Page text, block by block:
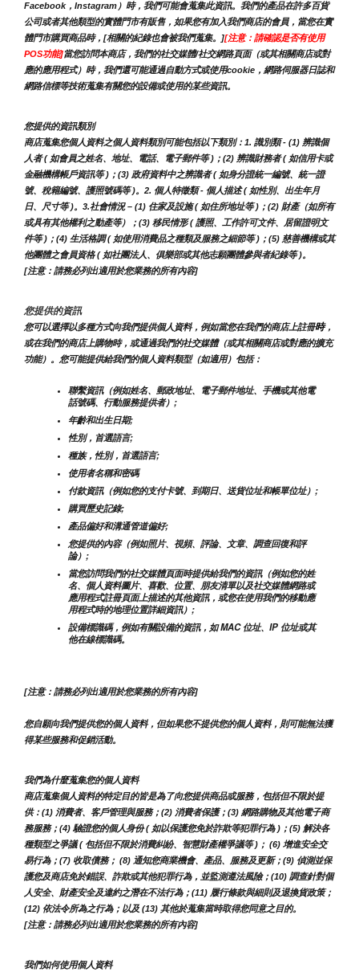
Facebook，Instagram）時，我們可能會蒐集此資訊。我們的產品在許多百貨
公司或者其他類型的實體門市有販售，如果您有加入我們商店的會員，當您在實
體門市購買商品時，[相關的紀錄也會被我們蒐集。][注意：請確認是否有使用
POS功能]當您訪問本商店，我們的社交媒體/社交網路頁面（或其相關商店或對
應的應用程式）時，我們還可能通過自動方式或使用cookie，網路伺服器日誌和
網路信標等技術蒐集有關您的設備或使用的某些資訊。
您提供的資訊類別
商店蒐集您個人資料之個人資料類別可能包括以下類別：1. 識別類 - (1) 辨識個
人者 ( 如會員之姓名、地址、電話、電子郵件等 )；(2) 辨識財務者 ( 如信用卡或
金融機構帳戶資訊等 )；(3) 政府資料中之辨識者 ( 如身分證統一編號、統一證
號、稅籍編號、護照號碼等 )。2. 個人特徵類 - 個人描述 ( 如性別、出生年月
日、尺寸等 )。3.社會情況 – (1) 住家及設施 ( 如住所地址等 )；(2) 財產（如所有
或具有其他權利之動產等）；(3) 移民情形 ( 護照、工作許可文件、居留證明文
件等 )；(4) 生活格調 ( 如使用消費品之種類及服務之細節等 )；(5) 慈善機構或其
他團體之會員資格 ( 如社團法人、俱樂部或其他志願團體參與者紀錄等 )。
[注意：請務必列出適用於您業務的所有內容]
您提供的資訊
您可以選擇以多種方式向我們提供個人資料，例如當您在我們的商店上註冊時，
或在我們的商店上購物時，或通過我們的社交媒體（或其相關商店或對應的擴充
功能）。您可能提供給我們的個人資料類型（如適用）包括：
聯繫資訊（例如姓名、郵政地址、電子郵件地址、手機或其他電
話號碼、行動服務提供者）;
年齡和出生日期;
性別，首選語言;
種族，性別，首選語言;
使用者名稱和密碼
付款資訊（例如您的支付卡號、到期日、送貨位址和帳單位址）;
購買歷史記錄;
產品偏好和溝通管道偏好;
您提供的內容（例如照片、視頻、評論、文章、調查回復和評
論）;
當您訪問我們的社交媒體頁面時提供給我們的資訊（例如您的姓
名、個人資料圖片、喜歡、位置、朋友清單以及社交媒體網路或
應用程式註冊頁面上描述的其他資訊，或您在使用我們的移動應
用程式時的地理位置詳細資訊）;
設備標識碼，例如有關設備的資訊，如 MAC 位址、IP 位址或其
他在線標識碼。
[注意：請務必列出適用於您業務的所有內容]
您自願向我們提供您的個人資料，但如果您不提供您的個人資料，則可能無法獲
得某些服務和促銷活動。
我們為什麼蒐集您的個人資料
商店蒐集個人資料的特定目的皆是為了向您提供商品或服務，包括但不限於提
供：(1) 消費者、客戶管理與服務；(2) 消費者保護；(3) 網路購物及其他電子商
務服務；(4) 驗證您的個人身份 ( 如以保護您免於詐欺等犯罪行為 )；(5) 解決各
種類型之爭議 ( 包括但不限於消費糾紛、智慧財產權爭議等 )； (6) 增進安全交
易行為；(7) 收取債務； (8) 通知您商業機會、產品、服務及更新；(9) 偵測並保
護您及商店免於錯誤、詐欺或其他犯罪行為，並監測遵法風險；(10) 調查針對個
人安全、財產安全及違約之潛在不法行為；(11) 履行條款與細則及退換貨政策；
(12) 依法令所為之行為；以及 (13) 其他於蒐集當時取得您同意之目的。
[注意：請務必列出適用於您業務的所有內容]
我們如何使用個人資料